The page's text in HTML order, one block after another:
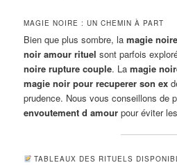
MAGIE NOIRE : UN CHEMIN À PART
Bien que plus sombre, lamagie
noir amour rituel sont parfois
noire rupture couple. Lamagie
magie noir pour recuperer son ex
prudence. Nous vous conseillons de
envoutement d amour pour éviter
TABLEAUX DES RITUELS